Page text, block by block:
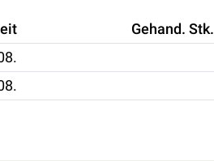
Gehand. Stk.